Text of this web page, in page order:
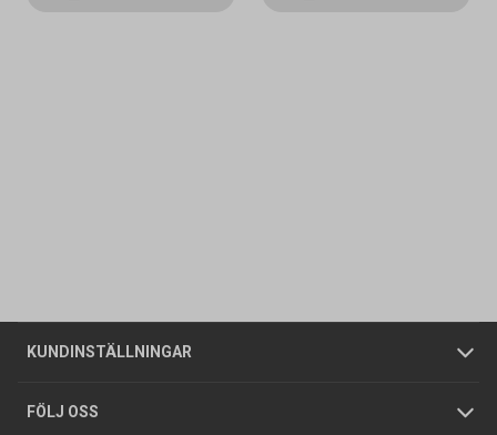
KUNDINSTÄLLNINGAR
Företagskund / Privatkund
FÖLJ OSS
Allmänna försäljningsvillkor
Integritetspolicy
Butiker
Foldrar och kataloger
Om oss
Tjänster